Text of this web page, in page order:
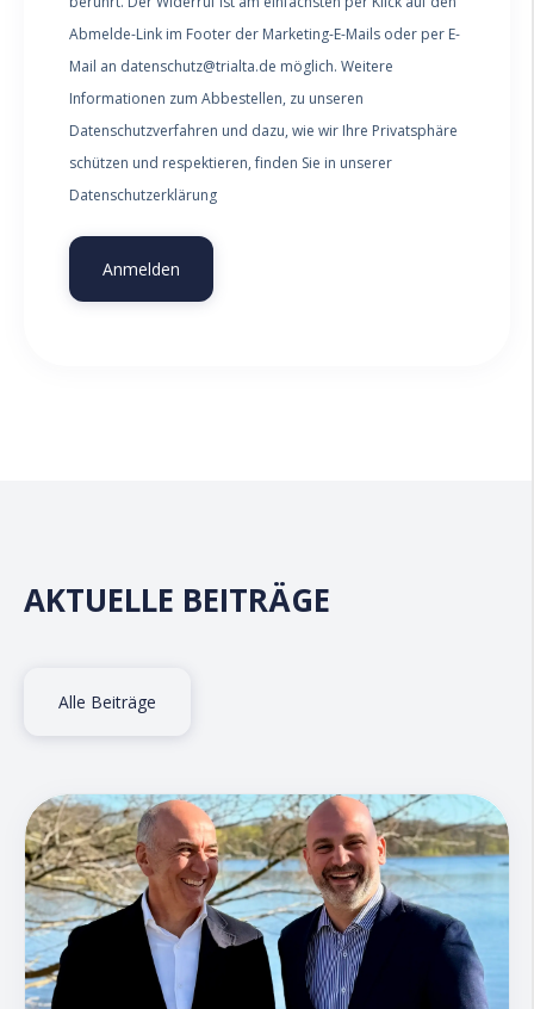
Abmelde-Link im Footer der Marketing-E-Mails oder per E-
Mail an datenschutz@trialta.de möglich. Weitere
Informationen zum Abbestellen, zu unseren
Datenschutzverfahren und dazu, wie wir Ihre Privatsphäre
schützen und respektieren, finden Sie in unserer
Datenschutzerklärung
AKTUELLE BEITRÄGE
Alle Beiträge